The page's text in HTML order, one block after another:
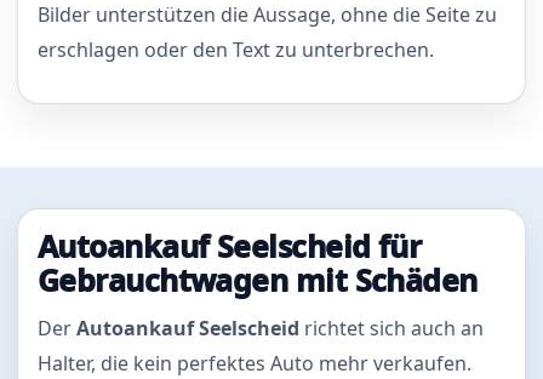
Bilder unterstützen die Aussage, ohne die Seite zu
erschlagen oder den Text zu unterbrechen.
Autoankauf Seelscheid für
Gebrauchtwagen mit Schäden
DerAutoankauf Seelscheid richtet sich auch an
Halter, die kein perfektes Auto mehr verkaufen.